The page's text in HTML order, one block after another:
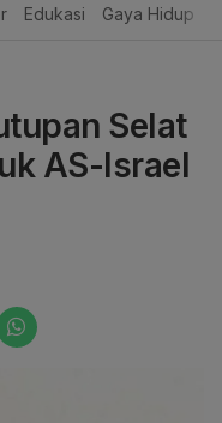
Edukasi Gaya Hidup
Selat
AS-Israel